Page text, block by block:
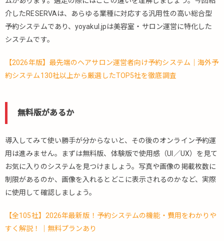
介したRESERVAは、あらゆる業種に対応する汎用性の高い総合型
予約システムであり、yoyakul.jpは美容室・サロン運営に特化した
システムです。
【2026年版】最先端のヘアサロン運営者向け予約システム｜海外予
約システム130社以上から厳選したTOP5社を徹底調査
無料版があるか
導入してみて使い勝手が分からないと、その後のオンライン予約運
用は進みません。まずは無料版、体験版で使用感（UI／UX）を見て
お気に入りのシステムを見つけましょう。写真や画像の掲載枚数に
制限があるのか、画像を入れるとどこに表示されるのかなど、実際
に使用して確認しましょう。
【全105社】2026年最新版！予約システムの機能・費用をわかりや
すく解説！｜無料プランあり